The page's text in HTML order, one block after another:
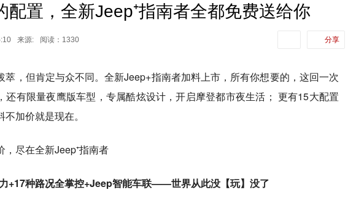
配置，全新Jeep⁺指南者全都免费送给你
来源: 阅读：1330 分享
萃，但肯定与众不同。全新Jeep+指南者加料上市，所有你想要的，这回一次
还有限量夜鹰版车型，专属酷炫设计，开启摩登都市夜生活； 更有15大配置
加价就是现在。
+17种路况全掌控+Jeep智能车联——世界从此没【玩】没了